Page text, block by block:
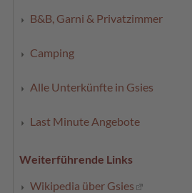
B&B, Garni & Privatzimmer
Camping
Alle Unterkünfte in Gsies
Last Minute Angebote
Weiterführende Links
Wikipedia über Gsies